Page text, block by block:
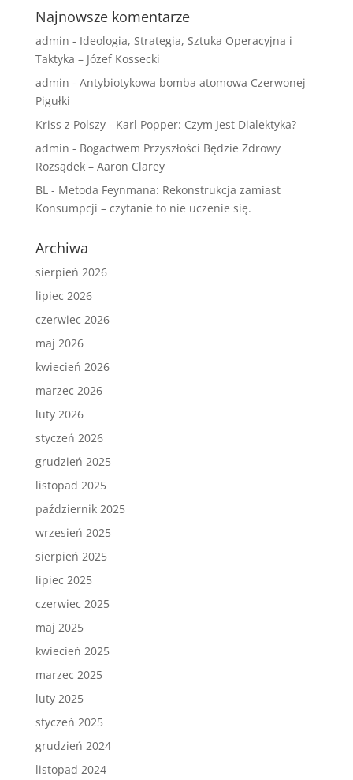
Najnowsze komentarze
admin - Ideologia, Strategia, Sztuka Operacyjna i
Taktyka – Józef Kossecki
admin - Antybiotykowa bomba atomowa Czerwonej
Pigułki
Kriss z Polszy- Karl Popper: Czym Jest Dialektyka?
admin - Bogactwem Przyszłości Będzie Zdrowy
Rozsądek – Aaron Clarey
BL- Metoda Feynmana: Rekonstrukcja zamiast
Konsumpcji – czytanie to nie uczenie się.
Archiwa
sierpień 2026
lipiec 2026
czerwiec 2026
maj 2026
kwiecień 2026
marzec 2026
luty 2026
styczeń 2026
grudzień 2025
listopad 2025
październik 2025
wrzesień 2025
sierpień 2025
lipiec 2025
czerwiec 2025
maj 2025
kwiecień 2025
marzec 2025
luty 2025
styczeń 2025
grudzień 2024
listopad 2024